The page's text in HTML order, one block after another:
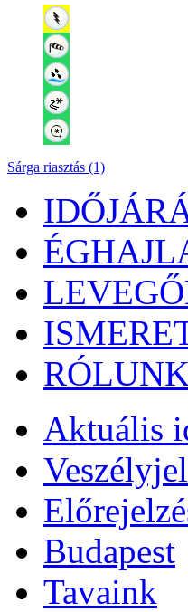
Sárga riasztás (1)
RÓLUNK
Aktuális
Budapest
Tavaink